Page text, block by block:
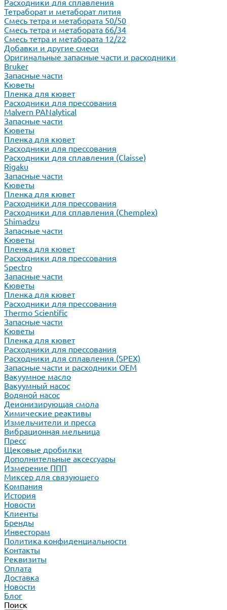
Расходники для сплавления
Тетраборат и метаборат лития
Смесь тетра и метабората 50/50
Смесь тетра и метабората 66/34
Смесь тетра и метабората 12/22
Добавки и другие смеси
Оригинальные запасные части и расходники
Bruker
Запасные части
Кюветы
Пленка для кювет
Расходники для прессования
Malvern PANalytical
Запасные части
Кюветы
Пленка для кювет
Расходники для прессования
Расходники для сплавления (Claisse)
Rigaku
Запасные части
Кюветы
Пленка для кювет
Расходники для прессования
Расходники для сплавления (Chemplex)
Shimadzu
Запасные части
Кюветы
Пленка для кювет
Расходники для прессования
Spectro
Запасные части
Кюветы
Пленка для кювет
Расходники для прессования
Thermo Scientific
Запасные части
Кюветы
Пленка для кювет
Расходники для прессования
Расходники для сплавления (SPEX)
Запасные части и расходники ОЕМ
Вакуумное масло
Вакуумный насос
Водяной насос
Деионизирующая смола
Химические реактивы
Измельчители и пресса
Вибрационная мельница
Пресс
Щековые дробилки
Дополнительные аксессуары
Измерение ППП
Миксер для связующего
Компания
История
Новости
Клиенты
Бренды
Инвесторам
Политика конфиденциальности
Контакты
Реквизиты
Оплата
Доставка
Новости
Блог
Поиск